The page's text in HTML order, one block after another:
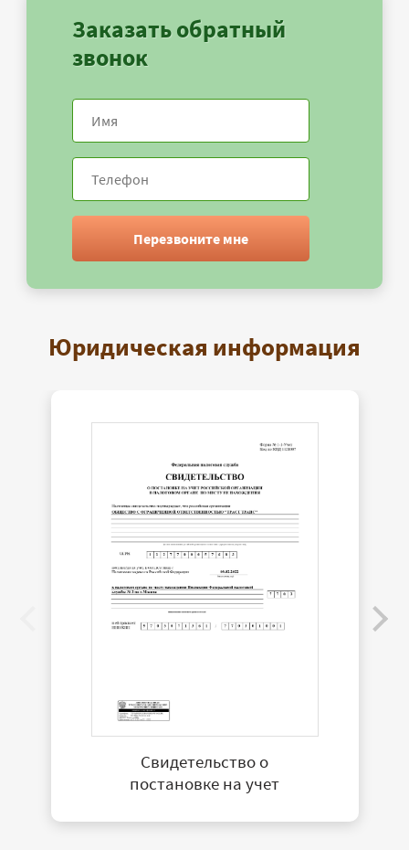
Заказать обратный
звонок
Перезвоните мне
Юридическая информация
Свидетельство о
постановке на учет